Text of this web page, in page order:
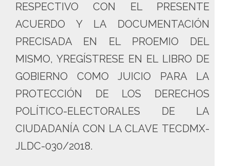
RESPECTIVO CON EL PRESENTE
ACUERDO Y LA DOCUMENTACIÓN
PRECISADA EN EL PROEMIO DEL
MISMO, YREGÍSTRESE EN EL LIBRO DE
GOBIERNO COMO JUICIO PARA LA
PROTECCIÓN DE LOS DERECHOS
POLÍTICO-ELECTORALES DE LA
CIUDADANÍA CON LA CLAVE TECDMX-
JLDC-030/2018.